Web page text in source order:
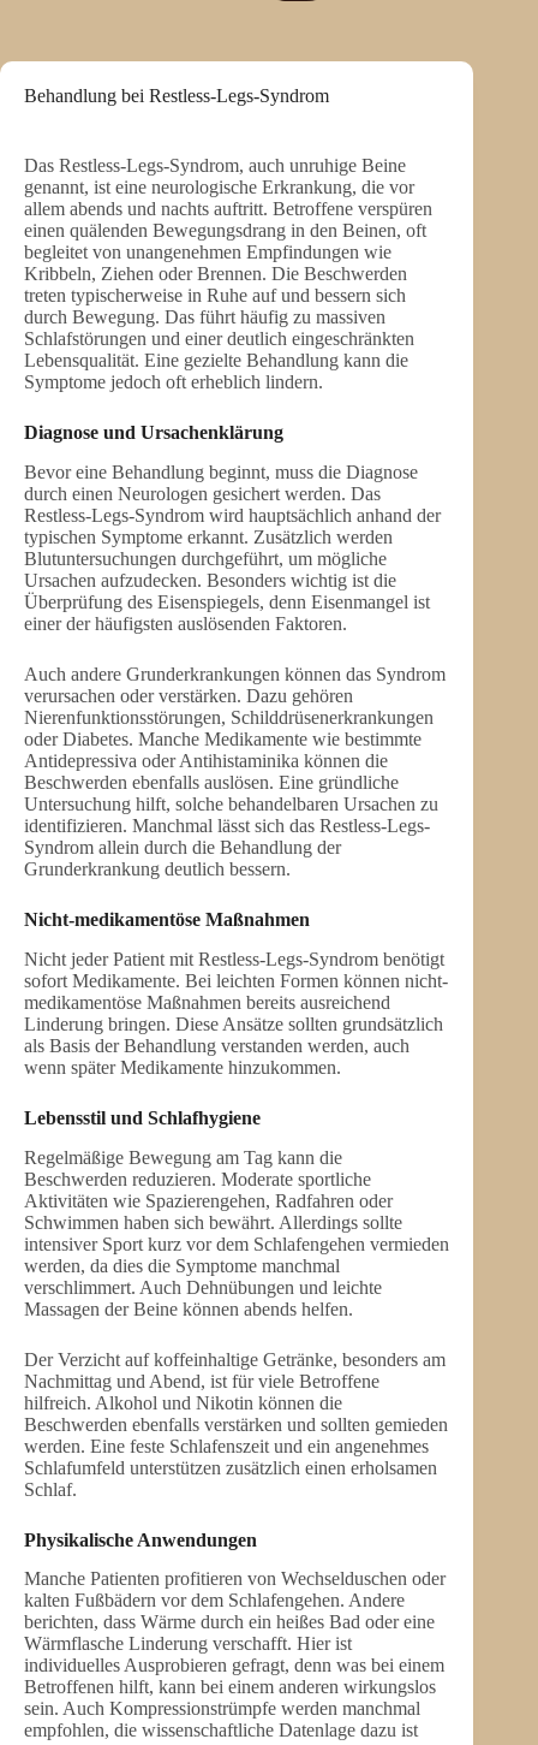
Behandlung bei Restless-Legs-Syndrom
Das Restless-Legs-Syndrom, auch unruhige Beine
genannt, ist eine neurologische Erkrankung, die vor
allem abends und nachts auftritt. Betroffene verspüren
einen quälenden Bewegungsdrang in den Beinen, oft
begleitet von unangenehmen Empfindungen wie
Kribbeln, Ziehen oder Brennen. Die Beschwerden
treten typischerweise in Ruhe auf und bessern sich
durch Bewegung. Das führt häufig zu massiven
Schlafstörungen und einer deutlich eingeschränkten
Lebensqualität. Eine gezielte Behandlung kann die
Symptome jedoch oft erheblich lindern.
Diagnose und Ursachenklärung
Bevor eine Behandlung beginnt, muss die Diagnose
durch einen Neurologen gesichert werden. Das
Restless-Legs-Syndrom wird hauptsächlich anhand der
typischen Symptome erkannt. Zusätzlich werden
Blutuntersuchungen durchgeführt, um mögliche
Ursachen aufzudecken. Besonders wichtig ist die
Überprüfung des Eisenspiegels, denn Eisenmangel ist
einer der häufigsten auslösenden Faktoren.
Auch andere Grunderkrankungen können das Syndrom
verursachen oder verstärken. Dazu gehören
Nierenfunktionsstörungen, Schilddrüsenerkrankungen
oder Diabetes. Manche Medikamente wie bestimmte
Antidepressiva oder Antihistaminika können die
Beschwerden ebenfalls auslösen. Eine gründliche
Untersuchung hilft, solche behandelbaren Ursachen zu
identifizieren. Manchmal lässt sich das Restless-Legs-
Syndrom allein durch die Behandlung der
Grunderkrankung deutlich bessern.
Nicht-medikamentöse Maßnahmen
Nicht jeder Patient mit Restless-Legs-Syndrom benötigt
sofort Medikamente. Bei leichten Formen können nicht-
medikamentöse Maßnahmen bereits ausreichend
Linderung bringen. Diese Ansätze sollten grundsätzlich
als Basis der Behandlung verstanden werden, auch
wenn später Medikamente hinzukommen.
Lebensstil und Schlafhygiene
Regelmäßige Bewegung am Tag kann die
Beschwerden reduzieren. Moderate sportliche
Aktivitäten wie Spazierengehen, Radfahren oder
Schwimmen haben sich bewährt. Allerdings sollte
intensiver Sport kurz vor dem Schlafengehen vermieden
werden, da dies die Symptome manchmal
verschlimmert. Auch Dehnübungen und leichte
Massagen der Beine können abends helfen.
Der Verzicht auf koffeinhaltige Getränke, besonders am
Nachmittag und Abend, ist für viele Betroffene
hilfreich. Alkohol und Nikotin können die
Beschwerden ebenfalls verstärken und sollten gemieden
werden. Eine feste Schlafenszeit und ein angenehmes
Schlafumfeld unterstützen zusätzlich einen erholsamen
Schlaf.
Physikalische Anwendungen
Manche Patienten profitieren von Wechselduschen oder
kalten Fußbädern vor dem Schlafengehen. Andere
berichten, dass Wärme durch ein heißes Bad oder eine
Wärmflasche Linderung verschafft. Hier ist
individuelles Ausprobieren gefragt, denn was bei einem
Betroffenen hilft, kann bei einem anderen wirkungslos
sein. Auch Kompressionstrümpfe werden manchmal
empfohlen, die wissenschaftliche Datenlage dazu ist